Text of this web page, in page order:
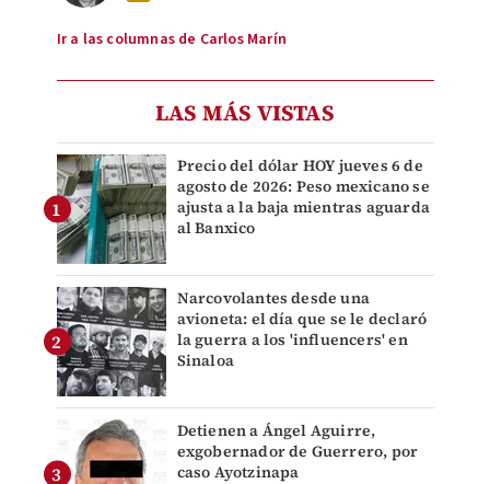
Ir a las columnas de Carlos Marín
LAS MÁS VISTAS
Precio del dólar HOY jueves 6 de
agosto de 2026: Peso mexicano se
ajusta a la baja mientras aguarda
al Banxico
Narcovolantes desde una
avioneta: el día que se le declaró
la guerra a los 'influencers' en
Sinaloa
Detienen a Ángel Aguirre,
exgobernador de Guerrero, por
caso Ayotzinapa